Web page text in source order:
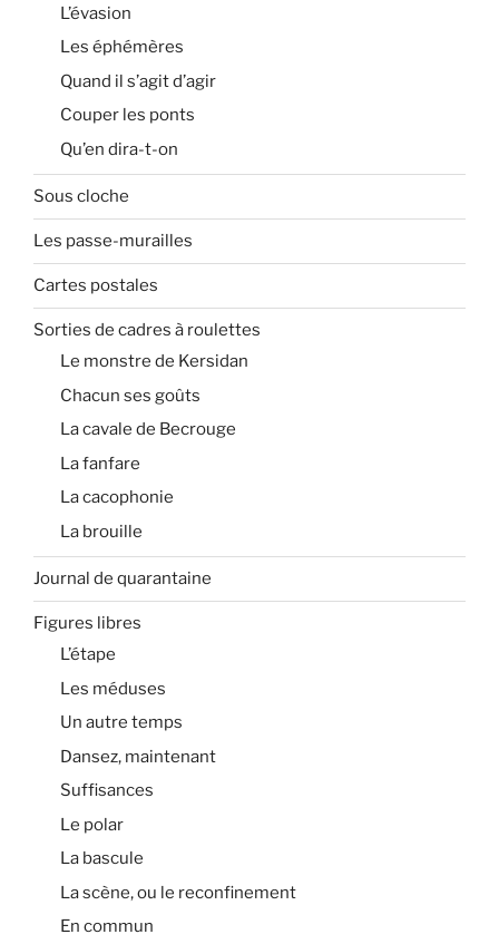
L’évasion
Les éphémères
Quand il s’agit d’agir
Couper les ponts
Qu’en dira-t-on
Sous cloche
Les passe-murailles
Cartes postales
Sorties de cadres à roulettes
Le monstre de Kersidan
Chacun ses goûts
La cavale de Becrouge
La fanfare
La cacophonie
La brouille
Journal de quarantaine
Figures libres
L’étape
Les méduses
Un autre temps
Dansez, maintenant
Suffisances
Le polar
La bascule
La scène, ou le reconfinement
En commun